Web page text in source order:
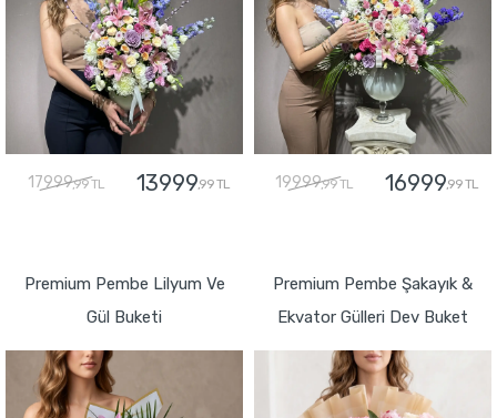
17999,99 TL 13999,99 TL 19999,99 TL 16999,99 TL
Premium Pembe Lilyum Ve
Gül Buketi
Premium Pembe Şakayık &
Ekvator Gülleri Dev Buket